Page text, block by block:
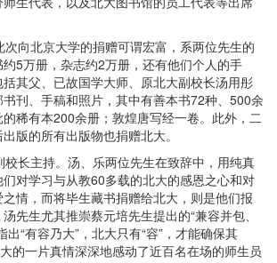
向北京大学的捐赠可谓宏富，系两位先生的
5万册，杂志约2万册，还有他们个人的手
其父、已故国学大师、原北大副校长汤用彤
刊、手稿和照片，其中有善本书72种、500余
稀有本200余册；敦煌唐写经一卷。此外，二
版的所有出版物也捐赠北大。
长主持。汤、乐两位先生在致辞中，用纯真
对学习与从教60多载的北大的感恩之心和对
情，而将毕生藏书捐赠给北大，则是他们报
先生尤其推崇蔡元培先生提出的“兼容并包、
出“有容乃大”，北大只有“容”，才能确保其
的一片真情深深地感动了近百名在场的师生员